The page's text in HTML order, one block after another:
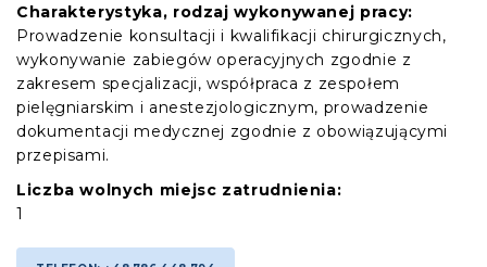
Charakterystyka, rodzaj wykonywanej pracy:
Prowadzenie konsultacji i kwalifikacji chirurgicznych,
wykonywanie zabiegów operacyjnych zgodnie z
zakresem specjalizacji, współpraca z zespołem
pielęgniarskim i anestezjologicznym, prowadzenie
dokumentacji medycznej zgodnie z obowiązującymi
przepisami.
Liczba wolnych miejsc zatrudnienia:
1